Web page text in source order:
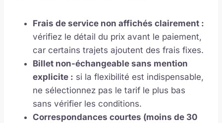
Frais de service non affichés clairement :
vérifiez le détail du prix avant le paiement,
car certains trajets ajoutent des frais fixes.
Billet non-échangeable sans mention
explicite : si la flexibilité est indispensable,
ne sélectionnez pas le tarif le plus bas
sans vérifier les conditions.
Correspondances courtes (moins de 30